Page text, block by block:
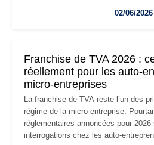
les auto-entrepreneurs devront02/06/2026
Franchise de TVA 2026 :
réellement pour les auto-
micro-entreprises
La franchise de TVA reste l’un des
régime de la micro-entreprise.
réglementaires annoncées pour
interrogations chez les auto-